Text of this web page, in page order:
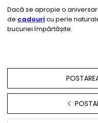
Dacă se apropie o
de cadouricu perle
bucuriei împărtășite.